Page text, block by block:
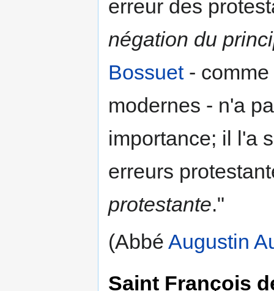
erreur des
négation du
Bossuet- comme
modernes - n'a
importance; il l'a
erreurs
protestante."
(Abbé Augustin
Saint François